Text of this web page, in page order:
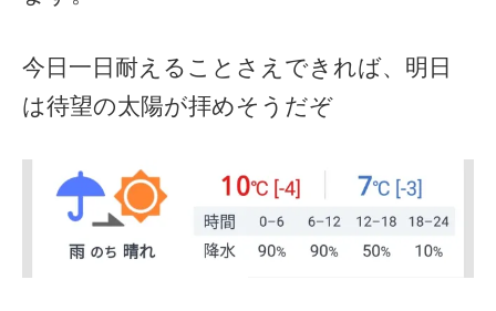
今日一日耐えることさえできれば、明日
は待望の太陽が拝めそうだぞ